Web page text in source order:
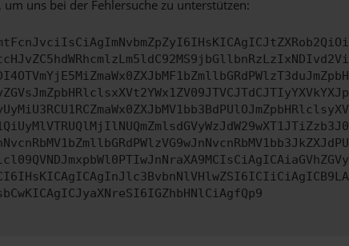
uns bei der Fehlersuche zu unterstützen: